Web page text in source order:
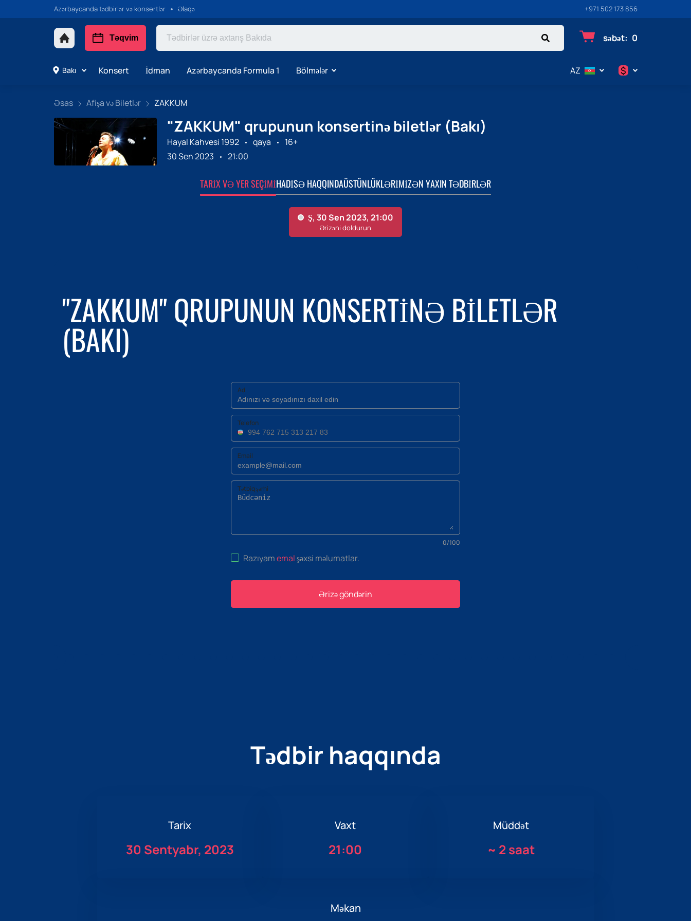
Azərbaycanda tədbirlər və konsertlər Əlaqə +971 502 173 856
Təqvim səbət: 0
Bakı Konsert İdman Azərbaycanda Formula 1 Bölmələr AZ $
Əsas Afişa və Biletlər ZAKKUM
"ZAKKUM" qrupunun konsertinə biletlər (Bakı)
Hayal Kahvesi 1992 qaya
16+
30 Sen 2023
21:00
TARIX VƏ YER SEÇIMIHADISƏ HAQQINDAÜSTÜNLÜKLƏRIMIZƏN YAXIN TƏDBIRLƏR
"ZAKKUM" QRUPUNUN KONSERTINƏ BILETLƏR
(BAKI)
Ad
Telefon
Email
Tətbiq şərhi
0/100
Razıyamemalşəxsi məlumatlar.
Ərizə göndərin
Tədbir haqqında
Tarix
30 Sentyabr, 2023
Vaxt
21:00
Müddət
~ 2 saat
Məkan